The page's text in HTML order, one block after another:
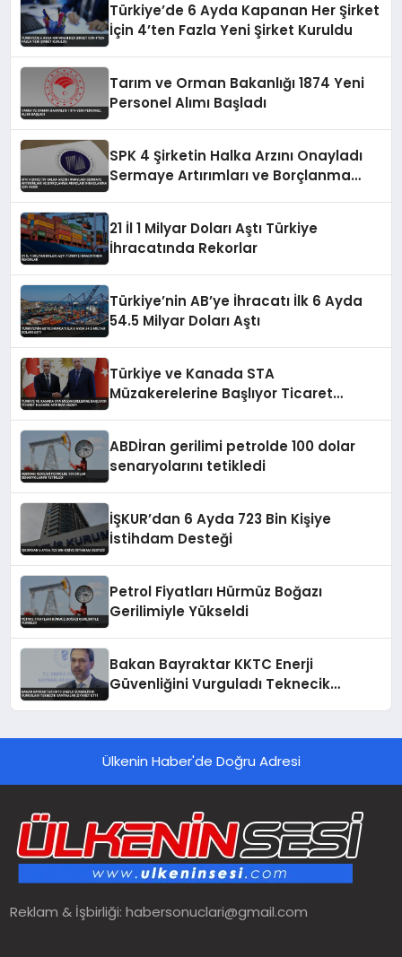
Türkiye’de 6 Ayda Kapanan Her Şirket
İçin 4’ten Fazla Yeni Şirket Kuruldu
Tarım ve Orman Bakanlığı 1874 Yeni
Personel Alımı Başladı
SPK 4 Şirketin Halka Arzını Onayladı
Sermaye Artırımları ve Borçlanma
21 İl 1 Milyar Doları Aştı Türkiye
İhracatında Rekorlar
Türkiye’nin AB’ye İhracatı İlk 6 Ayda
54.5 Milyar Doları Aştı
Türkiye ve Kanada STA
Müzakerelerine Başlıyor Ticaret
ABDİran gerilimi petrolde 100 dolar
senaryolarını tetikledi
İŞKUR’dan 6 Ayda 723 Bin Kişiye
İstihdam Desteği
Petrol Fiyatları Hürmüz Boğazı
Gerilimiyle Yükseldi
Bakan Bayraktar KKTC Enerji
Güvenliğini Vurguladı Teknecik
Ülkenin Haber'de Doğru Adresi
Reklam & İşbirliği:habersonuclari@gmail.com